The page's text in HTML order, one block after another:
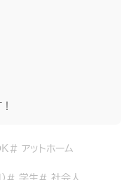
# アットホーム
# 学生# 社会人